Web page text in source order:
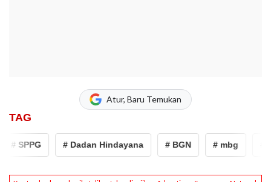
Atur, Baru Temukan
TAG
# SPPG # Dadan Hindayana # BGN # mbg